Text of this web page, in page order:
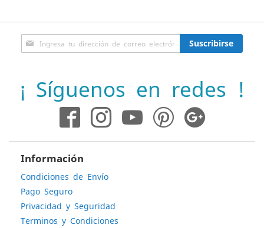
Inscríbase
a
de
noticias:
Suscribirse
¡ Síguenos en redes !
Información
Condiciones de Envío
Pago Seguro
Privacidad y Seguridad
Terminos y Condiciones